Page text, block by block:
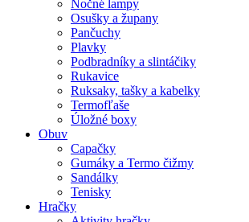
Nočné lampy
Osušky a župany
Pančuchy
Plavky
Podbradníky a slintáčiky
Rukavice
Ruksaky, tašky a kabelky
Termofľaše
Úložné boxy
Obuv
Capačky
Gumáky a Termo čižmy
Sandálky
Tenisky
Hračky